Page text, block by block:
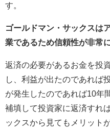
す。
ゴールドマン・サックスは
業であるため信頼性が非常
返済の必要があるお金を投
し、利益が出たのであれば
が発生したのであれば10年
補填して投資家に返済すれ
ックスから見てもメリット